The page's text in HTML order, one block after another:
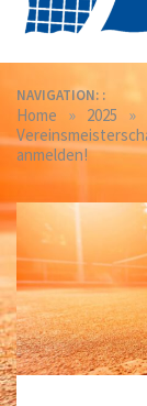
NAVIGATION: :
Home » 2025 »
anmelden!